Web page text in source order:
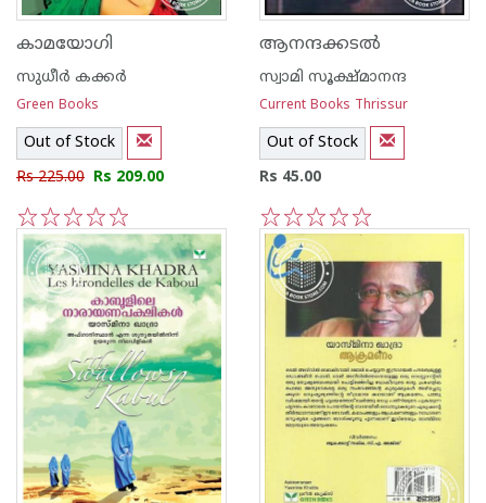
കാമയോഗി
സുധീര്‍ കക്കര്‍
Green Books
Out of Stock
Rs 225.00 Rs 209.00
5
4
3
2
1
ആനന്ദക്കടല്‍
സ്വാമി സൂക്ഷ്മാനന്ദ
Current Books Thrissur
Out of Stock
Rs 45.00
5
4
3
2
1